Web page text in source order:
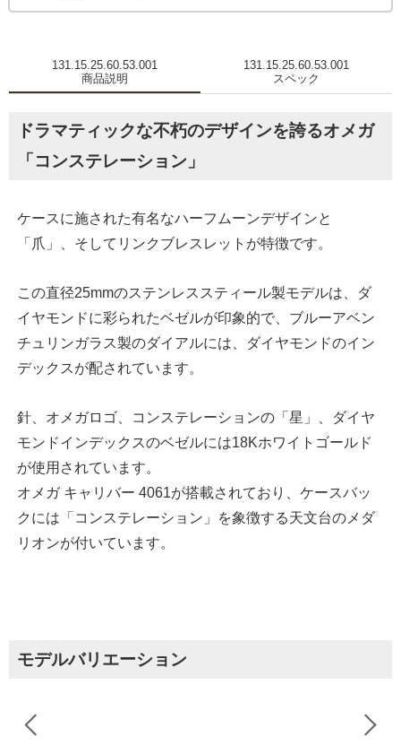
131.15.25.60.53.001
商品説明
131.15.25.60.53.001
スペック
ドラマティックな不朽のデザインを誇るオメガ
「コンステレーション」
ケースに施された有名なハーフムーンデザインと
「爪」、そしてリンクブレスレットが特徴です。
この直径25mmのステンレススティール製モデルは、ダ
イヤモンドに彩られたベゼルが印象的で、ブルーアベン
チュリンガラス製のダイアルには、ダイヤモンドのイン
デックスが配されています。
針、オメガロゴ、コンステレーションの「星」、ダイヤ
モンドインデックスのベゼルには18Kホワイトゴールド
が使用されています。
オメガ キャリバー 4061が搭載されており、ケースバッ
クには「コンステレーション」を象徴する天文台のメダ
リオンが付いています。
モデルバリエーション